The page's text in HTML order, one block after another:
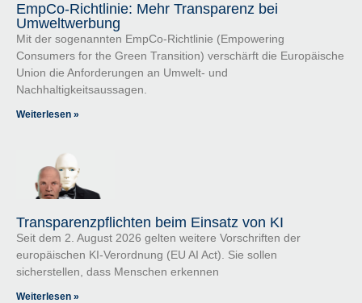
EmpCo-Richtlinie: Mehr Transparenz bei
Umweltwerbung
Mit der sogenannten EmpCo-Richtlinie (Empowering
Consumers for the Green Transition) verschärft die Europäische
Union die Anforderungen an Umwelt- und
Nachhaltigkeitsaussagen.
Weiterlesen »
Transparenzpflichten beim Einsatz von KI
Seit dem 2. August 2026 gelten weitere Vorschriften der
europäischen KI-Verordnung (EU AI Act). Sie sollen
sicherstellen, dass Menschen erkennen
Weiterlesen »